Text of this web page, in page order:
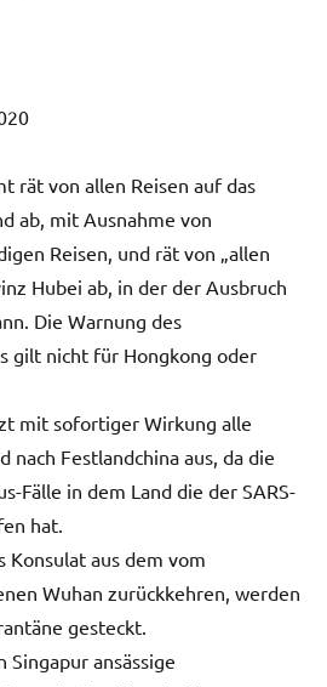
rät von allen Reisen auf das
ab, mit Ausnahme von
Reisen, und rät von „allen
Hubei ab, in der der Ausbruch
Die Warnung des
gilt nicht für Hongkong oder
mit sofortiger Wirkung alle
nach Festlandchina aus, da die
Fälle in dem Land die der SARS-
hat.
Konsulat aus dem vom
Wuhan zurückkehren, werden
gesteckt.
Singapur ansässige